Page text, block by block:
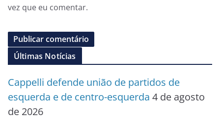
vez que eu comentar.
Últimas Notícias
Cappelli defende união de partidos de
esquerda e de centro-esquerda 4 de agosto
de 2026